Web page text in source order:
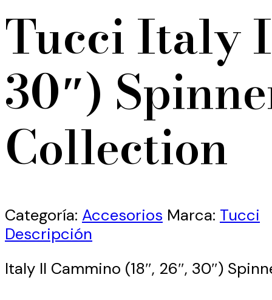
Tucci Italy
30″)
Collection
Categoría: Accesorios Marca: Tucci
Descripción
Italy Il Cammino (18″, 26″, 30″)